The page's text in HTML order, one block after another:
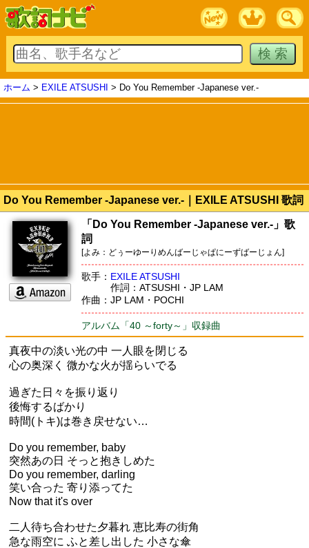
ホーム > EXILE ATSUSHI > Do You Remember -Japanese ver.-
Do You Remember -Japanese ver.-｜EXILE ATSUSHI 歌詞
「Do You Remember -Japanese ver.-」歌
詞
[よみ：どぅーゆーりめんばーじゃぱにーずばーじょん]
歌手： EXILE ATSUSHI
作詞：ATSUSHI・JP LAM
作曲：JP LAM・POCHI
アルバム「40 ～forty～」収録曲
真夜中の淡い光の中 一人眼を閉じる
心の奥深く 微かな火が揺らいでる
過ぎた日々を振り返り
後悔するばかり
時間(トキ)は巻き戻せない…
Do you remember, baby
突然あの日 そっと抱きしめた
Do you remember, darling
笑い合った 寄り添ってた
Now that it's over
二人待ち合わせた夕暮れ 恵比寿の街角
急な雨空に ふと差し出した 小さな傘